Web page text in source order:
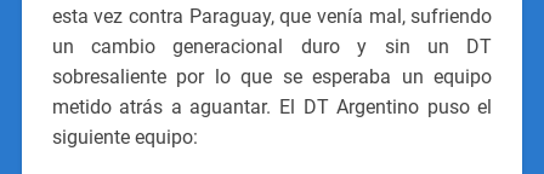
esta vez contra Paraguay, que venía mal, sufriendo
un cambio generacional duro y sin un DT
sobresaliente por lo que se esperaba un equipo
metido atrás a aguantar. El DT Argentino puso el
siguiente equipo: